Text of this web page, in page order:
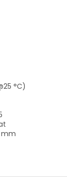
°C)
mm